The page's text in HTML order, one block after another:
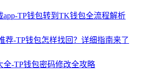
app-TP钱包转到TK钱包全流程解析
荐-TP钱包怎样找回？详细指南来了
全-TP钱包密码修改全攻略